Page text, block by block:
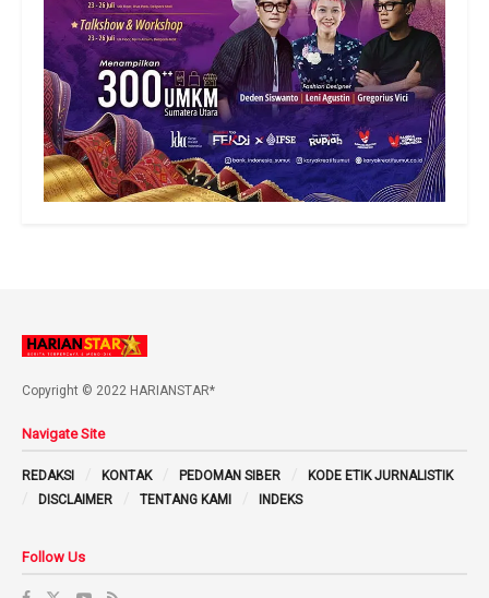
Copyright © 2022 HARIANSTAR*
Navigate Site
REDAKSI KONTAK PEDOMAN SIBER
KODE ETIK JURNALISTIK
DISCLAIMER
TENTANG KAMI INDEKS
Follow Us